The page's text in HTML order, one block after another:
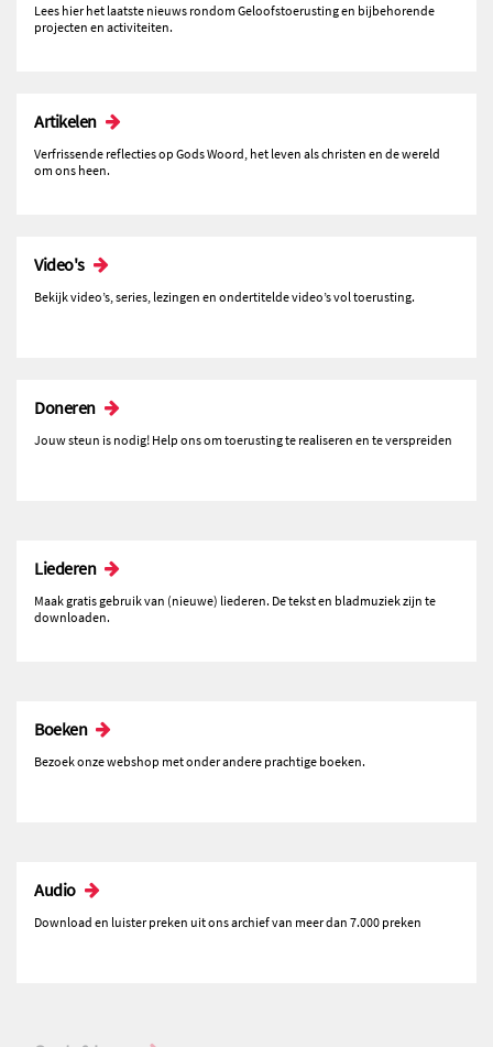
Lees hier het laatste nieuws rondom Geloofstoerusting en bijbehorende
projecten en activiteiten.
Artikelen
Verfrissende reflecties op Gods Woord, het leven als christen en de wereld
om ons heen.
Video's
Bekijk video’s, series, lezingen en ondertitelde video’s vol toerusting.
Doneren
Jouw steun is nodig! Help ons om toerusting te realiseren en te verspreiden
Liederen
Maak gratis gebruik van (nieuwe) liederen. De tekst en bladmuziek zijn te
downloaden.
Boeken
Bezoek onze webshop met onder andere prachtige boeken.
Audio
Download en luister preken uit ons archief van meer dan 7.000 preken